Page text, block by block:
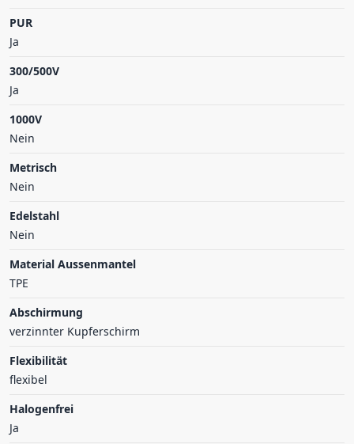
PUR
Ja
300/500V
Ja
1000V
Nein
Metrisch
Nein
Edelstahl
Nein
Material Aussenmantel
TPE
Abschirmung
verzinnter Kupferschirm
Flexibilität
flexibel
Halogenfrei
Ja